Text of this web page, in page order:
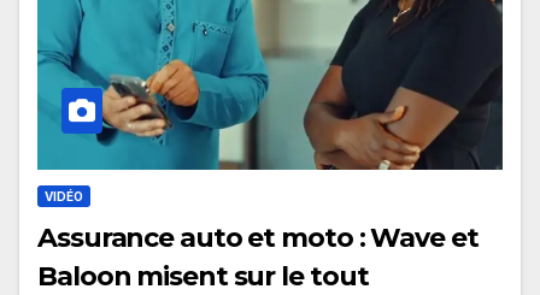
VIDÉO
Assurance auto et moto : Wave et
Baloon misent sur le tout